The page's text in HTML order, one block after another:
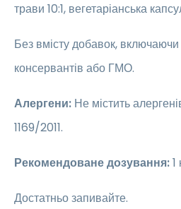
трави 10:1, вегетаріанська
Без вмісту добавок,
консервантів або ГМО.
Алергени: Не містить
1169/2011.
Рекомендоване дозування:1
Достатньо запивайте.